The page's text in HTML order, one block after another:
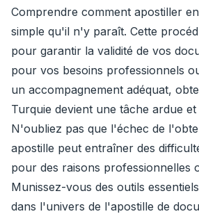
Comprendre comment apostiller
simple qu'il n'y paraît. Cette
pour garantir la validité de vos
pour vos besoins professionnels
un accompagnement adéquat,
Turquie devient une tâche ardue et
N'oubliez pas que l'échec de
apostille peut entraîner des
pour des raisons professionnelles
Munissez-vous des outils
dans l'univers de l'apostille de